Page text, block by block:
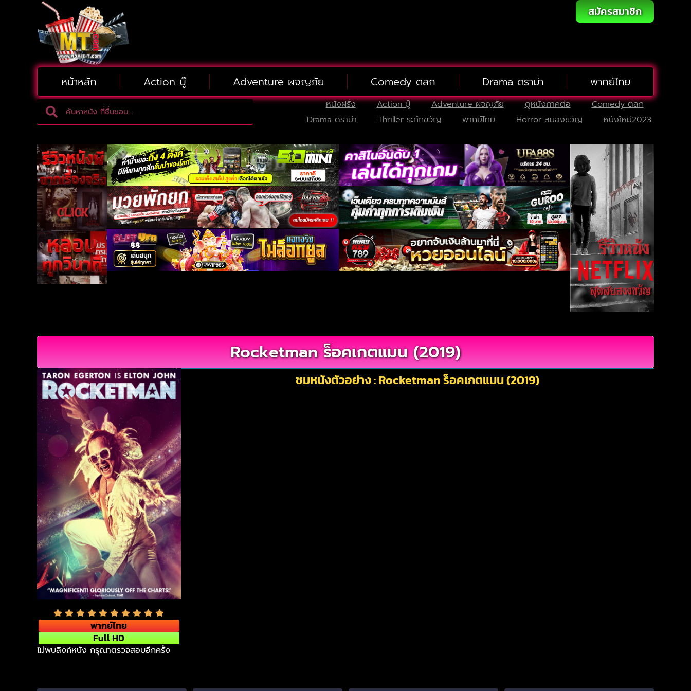
สมัครสมาชิก
หน้าหลัก Action บู๊ Adventure ผจญภัย Comedy ตลก Drama ดราม่า พากย์ไทย
หนังฝรั่ง Action บู๊ Adventure ผจญภัย ดูหนังภาคต่อ
Comedy ตลก
Drama ดราม่า
Thriller ระทึกขวัญ พากย์ไทย Horror สยองขวัญ หนังใหม่2023
Rocketman ร็อคเกตแมน (2019)
พากย์ไทย
Full HD
ชมหนังตัวอย่าง : Rocketman ร็อคเกตแมน (2019)
ไม่พบลิงก์หนัง กรุณาตรวจสอบอีกครั้ง